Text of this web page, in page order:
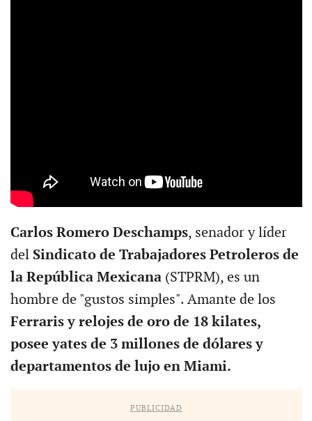
Carlos Romero Deschamps, senador y líder
del Sindicato de Trabajadores Petroleros de
la República Mexicana (STPRM), es un
hombre de "gustos simples". Amante de los
Ferraris y relojes de oro de 18 kilates,
posee yates de 3 millones de dólares y
departamentos de lujo en Miami.
PUBLICIDAD